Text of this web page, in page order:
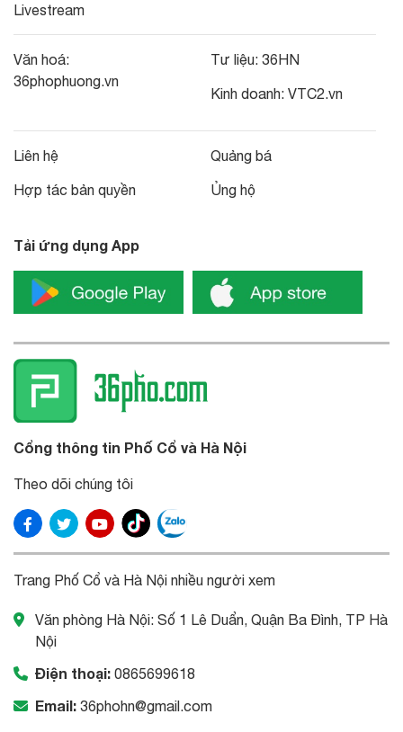
Livestream
Văn hoá:
36phophuong.vn
Tư liệu: 36HN
Kinh doanh: VTC2.vn
Liên hệ
Hợp tác bản quyền
Quảng bá
Ủng hộ
Tải ứng dụng App
Cổng thông tin Phố Cổ và Hà Nội
Theo dõi chúng tôi
Trang Phố Cổ và Hà Nội nhiều người xem
Văn phòng Hà Nội: Số 1 Lê Duẩn, Quận Ba Đình, TP Hà
Nội
Điện thoại: 0865699618
Email: 36phohn@gmail.com